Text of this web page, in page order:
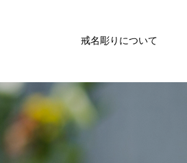
戒名彫りについて